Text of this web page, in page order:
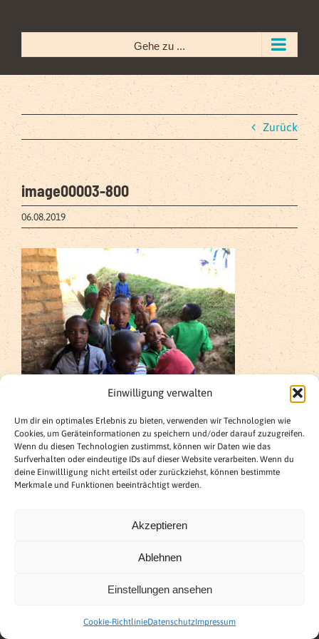
Einwilligung verwalten
Um dir ein optimales Erlebnis zu bieten, verwenden wir Technologien wie
Cookies, um Geräteinformationen zu speichern und/oder darauf zuzugreifen.
Wenn du diesen Technologien zustimmst, können wir Daten wie das
Surfverhalten oder eindeutige IDs auf dieser Website verarbeiten. Wenn du
deine Einwillligung nicht erteilst oder zurückziehst, können bestimmte
Merkmale und Funktionen beeinträchtigt werden.
Akzeptieren
Ablehnen
Einstellungen ansehen
Cookie-RichtlinieDatenschutzImpressum
Gehe zu ...
Zurück
image00003-800
06.08.2019
© Klaus Schumacher Copyright2026 | Alle Rechte
Bankverbindung